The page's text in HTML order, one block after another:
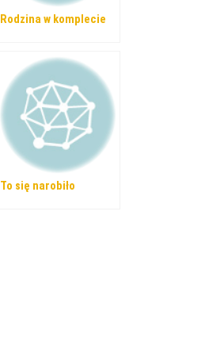
Rodzina w komplecie
To się narobiło